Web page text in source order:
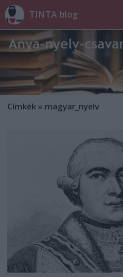
TINTA blog
Címkék » magyar_nyelv